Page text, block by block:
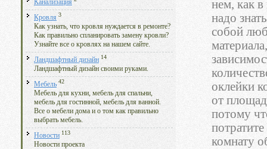
Канализация
Кровля 3
Как узнать, что кровля нуждается в ремонте?
Как правильно спланировать замену кровли?
Узнайте все о кровлях на нашем сайте.
Ландшафтный дизайн 14
Ландшафтный дизайн своими руками.
Мебель 42
Мебель для кухни, мебель для спальни,
мебель для гостинной, мебель для ванной.
Все о мебели дома и о том как правильно
выбрать мебель.
Новости 113
Новости проекта
нем, как
надо
собой
оклейки
от
потому
комнату